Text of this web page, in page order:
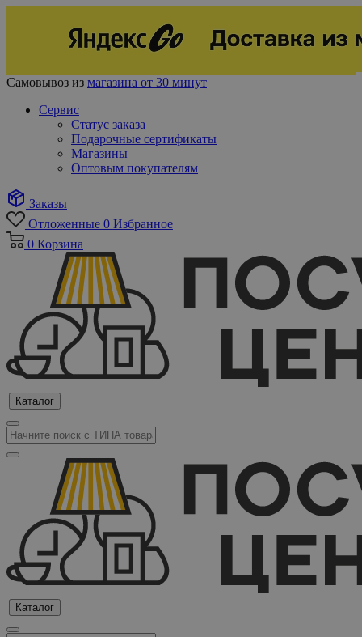
Самовывоз из магазина от 30 минут
Сервис
Статус заказа
Подарочные сертификаты
Магазины
Оптовым покупателям
Заказы
Отложенные 0 Избранное
0 Корзина
Каталог
Каталог